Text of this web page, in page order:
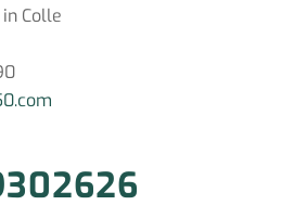
Colle